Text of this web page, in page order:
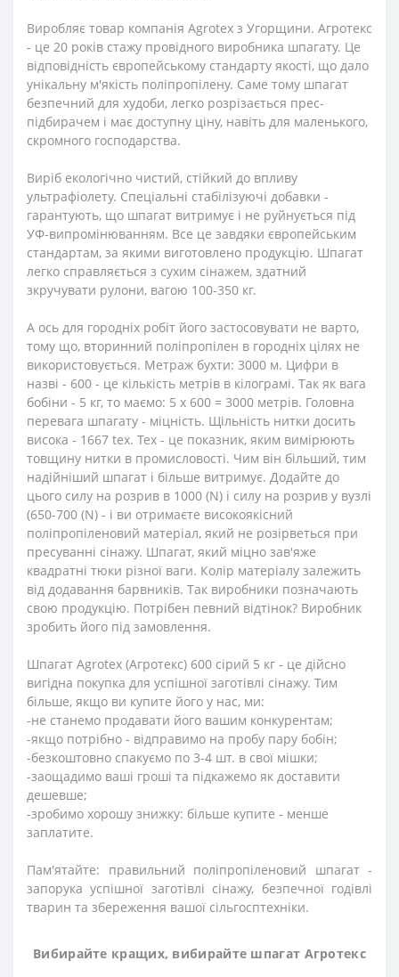
Виробляє товар компанія Agrotex з Угорщини. Агротекс
- це 20 років стажу провідного виробника шпагату. Це
відповідність європейському стандарту якості, що дало
унікальну м'якість поліпропілену. Саме тому шпагат
безпечний для худоби, легко розрізається прес-
підбирачем і має доступну ціну, навіть для маленького,
скромного господарства.
Виріб екологічно чистий, стійкий до впливу
ультрафіолету. Спеціальні стабілізуючі добавки -
гарантують, що шпагат витримує і не руйнується під
УФ-випромінюванням. Все це завдяки європейським
стандартам, за якими виготовлено продукцію. Шпагат
легко справляється з сухим сінажем, здатний
зкручувати рулони, вагою 100-350 кг.
А ось для городніх робіт його застосовувати не варто,
тому що, вторинний поліпропілен в городніх цілях не
використовується. Метраж бухти: 3000 м. Цифри в
назві - 600 - це кількість метрів в кілограмі. Так як вага
бобіни - 5 кг, то маємо: 5 х 600 = 3000 метрів. Головна
перевага шпагату - міцність. Щільність нитки досить
висока - 1667 tex. Tex - це показник, яким вимірюють
товщину нитки в промисловості. Чим він більший, тим
надійніший шпагат і більше витримує. Додайте до
цього силу на розрив в 1000 (N) і силу на розрив у вузлі
(650-700 (N) - і ви отримаєте високоякісний
поліпропіленовий матеріал, який не розірветься при
пресуванні сінажу. Шпагат, який міцно зав'яже
квадратні тюки різної ваги. Колір матеріалу залежить
від додавання барвників. Так виробники позначають
свою продукцію. Потрібен певний відтінок? Виробник
зробить його під замовлення.
Шпагат Agrotex (Агротекс) 600 сірий 5 кг - це дійсно
вигідна покупка для успішної заготівлі сінажу. Тим
більше, якщо ви купите його у нас, ми:
-не станемо продавати його вашим конкурентам;
-якщо потрібно - відправимо на пробу пару бобін;
-безкоштовно спакуємо по 3-4 шт. в свої мішки;
-заощадимо ваші гроші та підкажемо як доставити
дешевше;
-зробимо хорошу знижку: більше купите - менше
заплатите.
Пам'ятайте: правильний поліпропіленовий шпагат -
запорука успішної заготівлі сінажу, безпечної годівлі
тварин та збереження вашої сільгосптехніки.
Вибирайте кращих, вибирайте шпагат Агротекс